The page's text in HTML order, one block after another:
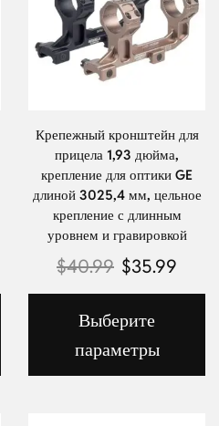
Крепежный кронштейн для
прицела 1,93 дюйма,
крепление для оптики GE
длиной 3025,4 мм, цельное
крепление с длинным
уровнем и гравировкой
$40.99 $35.99
Выберите
параметры